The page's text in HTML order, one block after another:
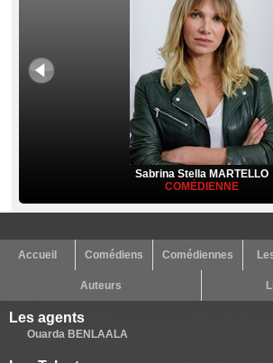
Sabrina Stella MARTELLO
COMÉDIENNE
Accueil Comédiens Comédiennes
Auteurs
Les agents
Ouarda BENLAALA